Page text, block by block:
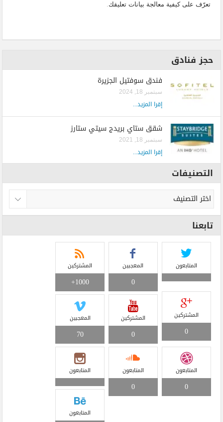
تعرّف على كيفية معالجة بيانات تعليقك.
حجز فنادق
فندق سوفتيل الجزيرة
سبتمبر 18, 2024
إقرا المزيد...
شقق ستاي بريدج سيتي ستارز
سبتمبر 18, 2021
إقرا المزيد...
التصنيفات
تابعنا
المتابعون المعجبين
0
المشتركين
1000+
المشتركين
0
المشتركين
0
المعجبين
70
المتابعون
0
المتابعون
0
المتابعون
المتابعون